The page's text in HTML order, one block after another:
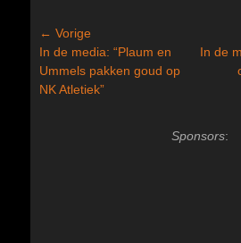
Bericht
navigatie
← Vorige
Vorig
bericht:
In de media: “Plaum en
Ummels pakken goud op
NK Atletiek”
bericht:
In de
Sponsors: